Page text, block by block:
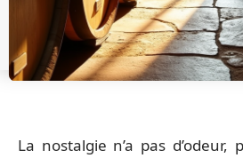
La nostalgie n’a pas